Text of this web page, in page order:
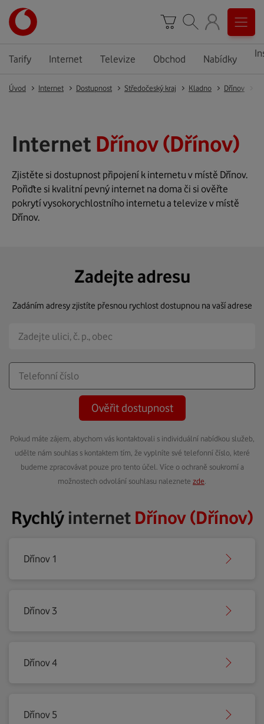
Tarify Internet Televize Obchod Nabídky
Úvod Internet Dostupnost Středočeský kraj Kladno Dřínov
Internet Dřínov (Dřínov)
Zjistěte si dostupnost připojení k internetu v místě Dřínov.
Pořiďte si kvalitní pevný internet na doma či si ověřte
pokrytí vysokorychlostního internetu a televize v místě
Dřínov.
Zadejte adresu
Zadáním adresy zjistíte přesnou rychlost dostupnou na vaší adrese
Ověřit dostupnost
Pokud máte zájem, abychom vás kontaktovali s individuální nabídkou služeb,
udělte nám souhlas s kontaktem tím, že vyplníte své telefonní číslo, které
budeme zpracovávat pouze pro tento účel. Více o ochraně soukromí a
možnostech odvolání souhlasu naleznete zde
Rychlýinternet Dřínov (Dřínov)
Dřínov 1
Dřínov 3
Dřínov 4
Dřínov 5